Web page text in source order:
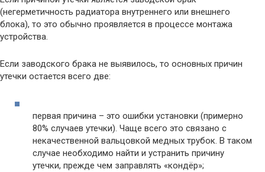
(негерметичность радиатора внутреннего или внешнего
блока), то это обычно проявляется в процессе монтажа
устройства.
Если заводского брака не выявилось, то основных причин
утечки остается всего две:
первая причина – это ошибки установки (примерно
80% случаев утечки). Чаще всего это связано с
некачественной вальцовкой медных трубок. В таком
случае необходимо найти и устранить причину
утечки, прежде чем заправлять «кондёр»;